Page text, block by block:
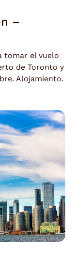
–
tomar el vuelo
de Toronto y
Alojamiento.